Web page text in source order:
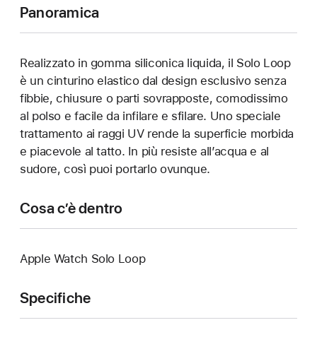
Panoramica
Realizzato in gomma siliconica liquida, il Solo Loop
è un cinturino elastico dal design esclusivo senza
fibbie, chiusure o parti sovrapposte, comodissimo
al polso e facile da infilare e sfilare. Uno speciale
trattamento ai raggi UV rende la superficie morbida
e piacevole al tatto. In più resiste all’acqua e al
sudore, così puoi portarlo ovunque.
Cosa c’è dentro
Apple Watch Solo Loop
Specifiche